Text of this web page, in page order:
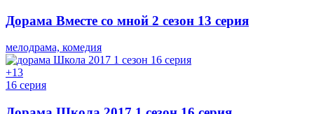
Дорама Вместе со мной 2 сезон 13 серия
мелодрама, комедия
+13
16 серия